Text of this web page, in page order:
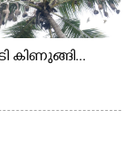
കിണുങ്ങി...